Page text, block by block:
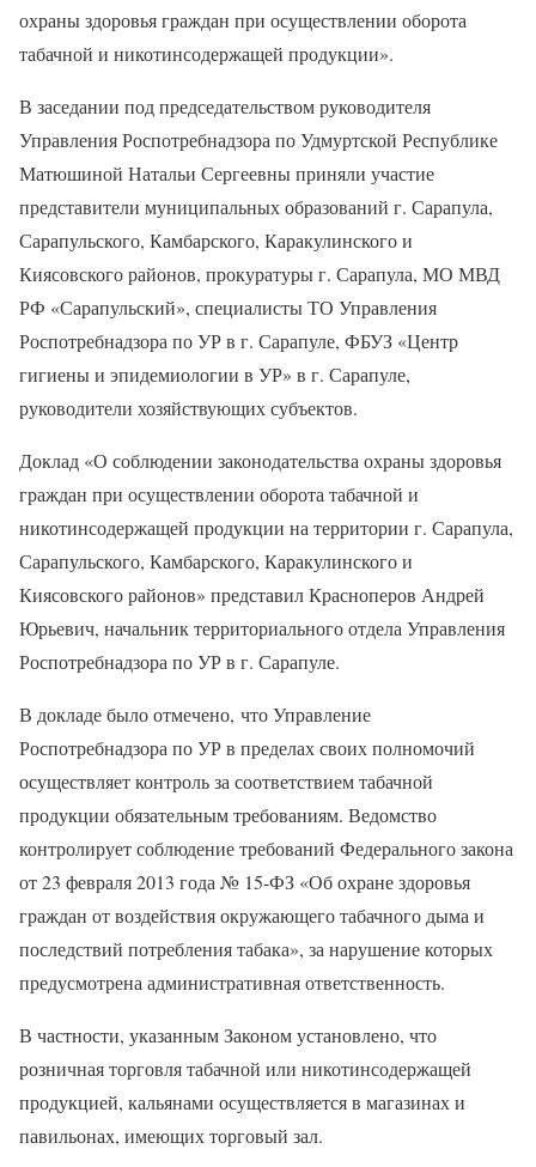
охраны здоровья граждан при осуществлении оборота
табачной и никотинсодержащей продукции».
В заседании под председательством руководителя
Управления Роспотребнадзора по Удмуртской Республике
Матюшиной Натальи Сергеевны приняли участие
представители муниципальных образований г. Сарапула,
Сарапульского, Камбарского, Каракулинского и
Киясовского районов, прокуратуры г. Сарапула, МО МВД
РФ «Сарапульский», специалисты ТО Управления
Роспотребнадзора по УР в г. Сарапуле, ФБУЗ «Центр
гигиены и эпидемиологии в УР» в г. Сарапуле,
руководители хозяйствующих субъектов.
Доклад «О соблюдении законодательства охраны здоровья
граждан при осуществлении оборота табачной и
никотинсодержащей продукции на территории г. Сарапула,
Сарапульского, Камбарского, Каракулинского и
Киясовского районов» представил Красноперов Андрей
Юрьевич, начальник территориального отдела Управления
Роспотребнадзора по УР в г. Сарапуле.
В докладе было отмечено, что Управление
Роспотребнадзора по УР в пределах своих полномочий
осуществляет контроль за соответствием табачной
продукции обязательным требованиям. Ведомство
контролирует соблюдение требований Федерального закона
от 23 февраля 2013 года № 15-ФЗ «Об охране здоровья
граждан от воздействия окружающего табачного дыма и
последствий потребления табака», за нарушение которых
предусмотрена административная ответственность.
В частности, указанным Законом установлено, что
розничная торговля табачной или никотинсодержащей
продукцией, кальянами осуществляется в магазинах и
павильонах, имеющих торговый зал.